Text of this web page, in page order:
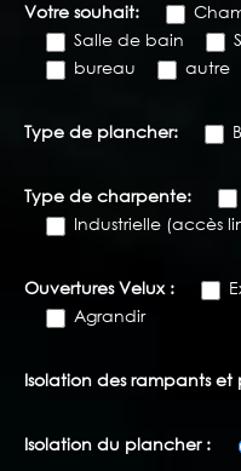
Votre souhait:
Salle de bain
bureau
autre
Type de plancher:
Type de charpente:
Industrielle (accès
Ouvertures Velux :
Agrandir
Isolation des rampants et
Isolation du plancher :